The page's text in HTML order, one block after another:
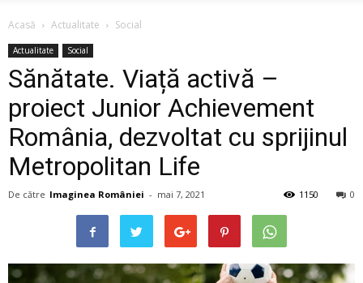
Acasă Actualitate Social
Actualitate Social
Sănătate. Viață activă –
proiect Junior Achievement
România, dezvoltat cu sprijinul
Metropolitan Life
De către Imaginea României - mai 7, 2021 0
1150